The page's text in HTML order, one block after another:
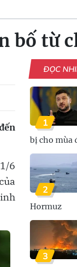
bố từ
6
ĐỌC
1
bị cho mùa
2
Hormuz
3